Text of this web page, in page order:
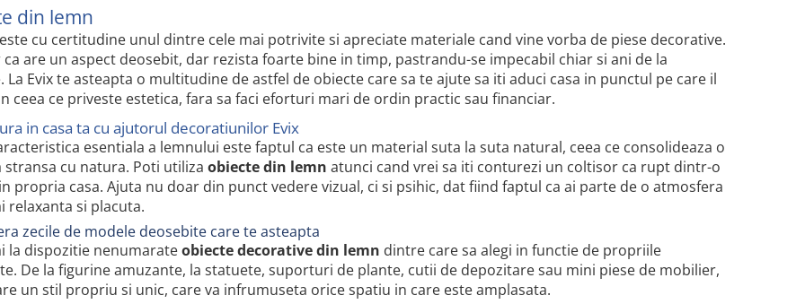
din lemn
cu certitudine unul dintre cele mai potrivite si apreciate materiale cand vine vorba de piese decorative.
are un aspect deosebit, dar rezista foarte bine in timp, pastrandu-se impecabil chiar si ani de la
La Evix te asteapta o multitudine de astfel de obiecte care sa te ajute sa iti aduci casa in punctul pe care il
ceea ce priveste estetica, fara sa faci eforturi mari de ordin practic sau financiar.
in casa ta cu ajutorul decoratiunilor Evix
esentiala a lemnului este faptul ca este un material suta la suta natural, ceea ce consolideaza o
stransa cu natura. Poti utiliza obiecte din lemn atunci cand vrei sa iti conturezi un coltisor ca rupt dintr-o
propria casa. Ajuta nu doar din punct vedere vizual, ci si psihic, dat fiind faptul ca ai parte de o atmosfera
relaxanta si placuta.
zecile de modele deosebite care te asteapta
la dispozitie nenumarateobiecte decorative din lemn dintre care sa alegi in functie de propriile
De la figurine amuzante, la statuete, suporturi de plante, cutii de depozitare sau mini piese de mobilier,
un stil propriu si unic, care va infrumuseta orice spatiu in care este amplasata.